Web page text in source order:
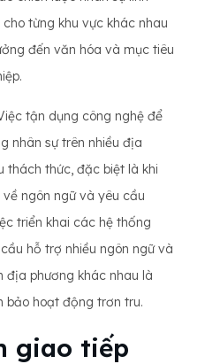
từng khu vực khác nhau
đến văn hóa và mục tiêu
tận dụng công nghệ để
nhân sự trên nhiều địa
thách thức, đặc biệt là khi
ngôn ngữ và yêu cầu
triển khai các hệ thống
hỗ trợ nhiều ngôn ngữ và
địa phương khác nhau là
bảo hoạt động trơn tru.
giao tiếp